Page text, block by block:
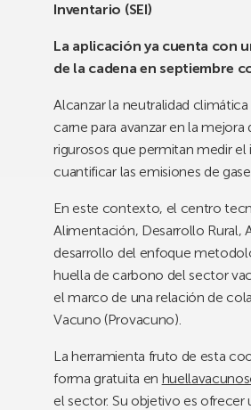
Inventario (SEI)
La aplicación ya cuenta con
de la cadena en septiembre
Alcanzar la neutralidad
carne para avanzar en la
rigurosos que permitan medir
cuantificar las emisiones de
En este contexto, el centro
Alimentación, Desarrollo Rural,
desarrollo del enfoque
huella de carbono del sector
el marco de una relación de
Vacuno (Provacuno).
La herramienta fruto de esta
forma gratuita en
el sector. Su objetivo es